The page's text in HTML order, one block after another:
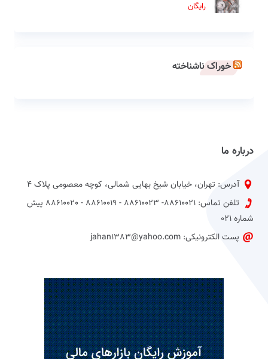
رایگان
خوراک ناشناخته
درباره ما
آدرس: تهران، خیابان شیخ بهایی شمالی، کوچه معصومی پلاک 4
تلفن تماس: 88610021- 88610023 - 88610019 - 88610020 پیش
شماره 021
پست الکترونیکی: jahan1383@yahoo.com